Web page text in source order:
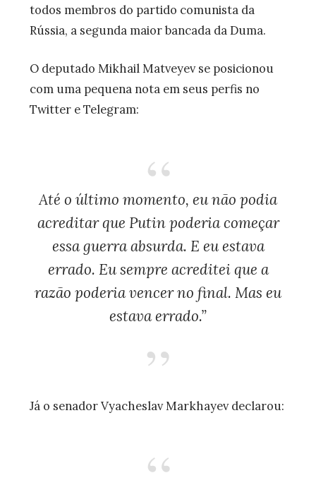
todos membros do partido comunista da
Rússia, a segunda maior bancada da Duma.
O deputado Mikhail Matveyev se posicionou
com uma pequena nota em seus perfis no
Twitter e Telegram:
Até o último momento, eu não podia
acreditar que Putin poderia começar
essa guerra absurda. E eu estava
errado. Eu sempre acreditei que a
razão poderia vencer no final. Mas eu
estava errado.”
Já o senador Vyacheslav Markhayev declarou: